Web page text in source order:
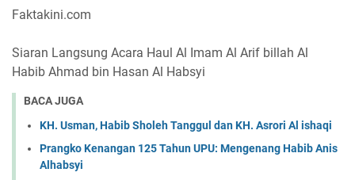
Faktakini.com
Siaran Langsung Acara Haul Al Imam Al Arif billah Al
Habib Ahmad bin Hasan Al Habsyi
BACA JUGA
KH. Usman, Habib Sholeh Tanggul dan KH. Asrori Al ishaqi
Prangko Kenangan 125 Tahun UPU: Mengenang Habib Anis
Alhabsyi